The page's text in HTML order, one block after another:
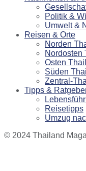
Politik &
Umwelt &
Reisen & Orte
Norden
Nordosten
Osten
Süden
Zentral-
Tipps &
Reisetipps
Umzug
© 2024 Thailand